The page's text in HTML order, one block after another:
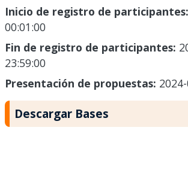
Inicio de registro de participantes:
00:01:00
Fin de registro de participantes:
23:59:00
Presentación de propuestas:
Descargar Bases